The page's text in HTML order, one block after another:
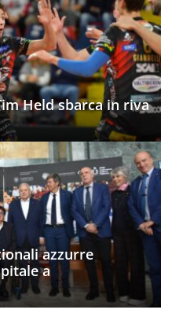
Held sbarca in riva
azzurre
a